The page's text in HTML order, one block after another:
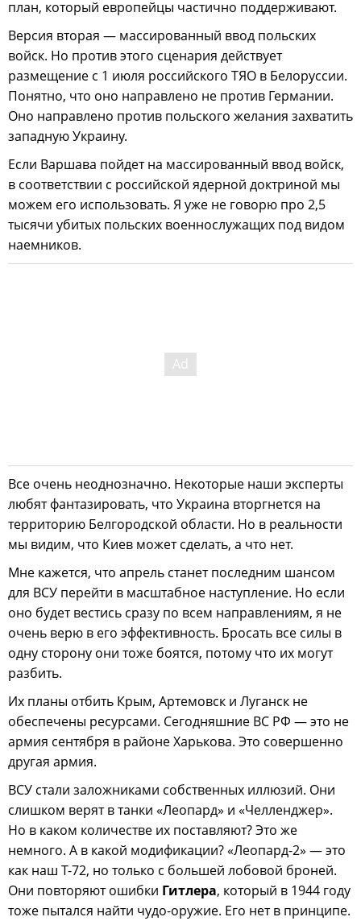
план, который европейцы частично поддерживают.
Версия вторая — массированный ввод польских
войск. Но против этого сценария действует
размещение с 1 июля российского ТЯО в Белоруссии.
Понятно, что оно направлено не против Германии.
Оно направлено против польского желания захватить
западную Украину.
Если Варшава пойдет на массированный ввод войск,
в соответствии с российской ядерной доктриной мы
можем его использовать. Я уже не говорю про 2,5
тысячи убитых польских военнослужащих под видом
наемников.
Все очень неоднозначно. Некоторые наши эксперты
любят фантазировать, что Украина вторгнется на
территорию Белгородской области. Но в реальности
мы видим, что Киев может сделать, а что нет.
Мне кажется, что апрель станет последним шансом
для ВСУ перейти в масштабное наступление. Но если
оно будет вестись сразу по всем направлениям, я не
очень верю в его эффективность. Бросать все силы в
одну сторону они тоже боятся, потому что их могут
разбить.
Их планы отбить Крым, Артемовск и Луганск не
обеспечены ресурсами. Сегодняшние ВС РФ — это не
армия сентября в районе Харькова. Это совершенно
другая армия.
ВСУ стали заложниками собственных иллюзий. Они
слишком верят в танки «Леопард» и «Челленджер».
Но в каком количестве их поставляют? Это же
немного. А в какой модификации? «Леопард-2» — это
как наш Т-72, но только с большей лобовой броней.
Они повторяют ошибки Гитлера, который в 1944 году
тоже пытался найти чудо-оружие. Его нет в принципе.